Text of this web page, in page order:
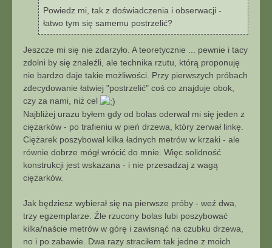
Powiedz mi, tak z doświadczenia i obserwacji -
łatwo tym się samemu postrzelić?
Jeszcze mi się nie zdarzyło. A teoretycznie ... pewnie i tacy
zdolni by się znaleźli, ale technika rzutu, którą proponuję
nie bardzo daje takie możliwości. Przy pierwszych próbach
zdecydowanie łatwiej "postrzelić" coś co znajduje obok,
czy za nami, niż cel
Najbliżej urazu byłem gdy od bolas oderwał mi się jeden z
ciężarków - po trafieniu w pień drzewa, który zerwał linkę.
Ciężarek poszybował kilka ładnych metrów w krzaki - ale
równie dobrze mógł wrócić do mnie. Więc solidność
konstrukcji jest wskazana - i nie przesadzaj z wagą
ciężarków.
Jak będziesz wybierał się na pierwsze próby - weź dwa,
trzy egzemplarze. Źle rzucony bolas lubi poszybować
kilka/naście metrów w górę i zawisnąć na czubku drzewa,
no i po zabawie. Dwa razy straciłem tak jedne z moich